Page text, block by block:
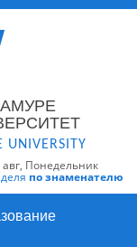
UNIVERSITY
авг, Понедельник
по знаменателю